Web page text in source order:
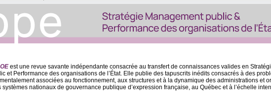
est une revue savante indépendante consacrée au transfert de connaissances valides en
et Performance des organisations de l’État. Elle publie des tapuscrits inédits consacrés à des
associées au fonctionnement, aux structures et à la dynamique des administrations et
systèmes nationaux de gouvernance publique d’expression française, au Québec et à l’échelle